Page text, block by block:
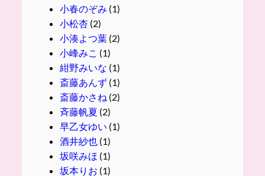
小春のぞみ (1)
小松杏(2)
小湊よつ葉(2)
小峰みこ (1)
紺野みいな (1)
斎藤あんず(1)
斎藤かさね (2)
斉藤帆夏 (2)
早乙女ゆい (1)
酒井紗也 (1)
坂咲みほ (1)
坂本りお (1)